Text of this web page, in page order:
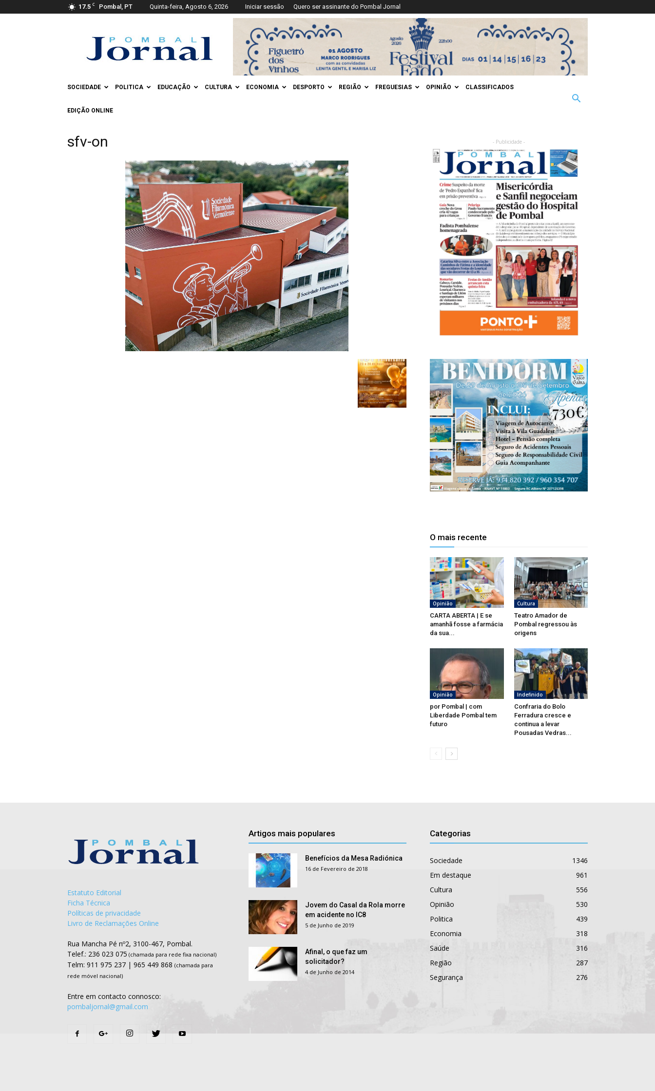
17.5 C Pombal, PT Quinta-feira, Agosto 6, 2026 Iniciar sessão Quero ser assinante do Pombal Jornal
Jornal
SOCIEDADE POLITICA EDUCAÇÃO CULTURA ECONOMIA DESPORTO REGIÃO FREGUESIAS OPINIÃO CLASSIFICADOS
EDIÇÃO ONLINE
sfv-on - Publicidade -
O mais recente
Opinião
CARTA ABERTA | E se
amanhã fosse a farmácia
da sua...
Cultura
Teatro Amador de
Pombal regressou às
origens
Opinião
por Pombal | com
Liberdade Pombal tem
futuro
Indefinido
Confraria do Bolo
Ferradura cresce e
continua a levar
Pousadas Vedras...
Estatuto Editorial
Ficha Técnica
Políticas de privacidade
Livro de Reclamações Online
Rua Mancha Pé nº2, 3100-467, Pombal.
Telef.: 236 023 075 (chamada para rede fixa nacional)
Telm: 911 975 237 | 965 449 868 (chamada para
rede móvel nacional)
Entre em contacto connosco:
pombaljornal@gmail.com
Artigos mais populares
Benefícios da Mesa Radiónica
16 de Fevereiro de 2018
Jovem do Casal da Rola morre
em acidente no IC8
5 de Junho de 2019
Afinal, o que faz um
solicitador?
4 de Junho de 2014
Categorias
Sociedade
1346
Em destaque
961
Cultura
556
Opinião
530
Politica
439
Economia
318
Saúde
316
Região
287
Segurança
276